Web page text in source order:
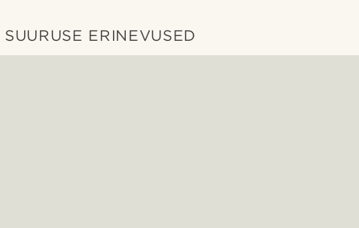
SUURUSE ERINEVUSED